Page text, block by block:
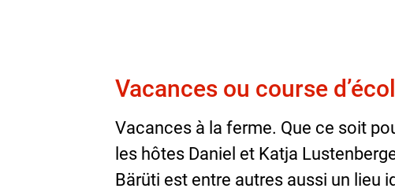
Vacances ou course
Vacances à la ferme. Que ce soit
les hôtes Daniel et Katja
Bärüti est entre autres aussi un lieu